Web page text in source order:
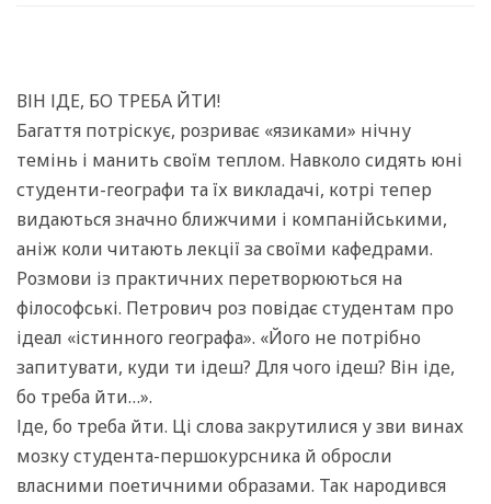
ВІН ІДЕ, БО ТРЕБА ЙТИ!
Багаття потріскує, розриває «язиками» нічну
темінь і манить своїм теплом. Навколо сидять юні
студенти-географи та їх викладачі, котрі тепер
видаються значно ближчими і компанійськими,
аніж коли чита­ють лекції за своїми кафедрами.
Розмови із практич­них перетворюються на
філософські. Петрович роз­ повідає студентам про
ідеал «істинного географа». «Його не потрібно
запитувати, куди ти ідеш? Для чого ідеш? Він іде,
бо треба йти…».
Іде, бо треба йти. Ці слова закрутилися у зви­ винах
мозку студента-першокурсника й обросли
власними поетичними образами. Так народився